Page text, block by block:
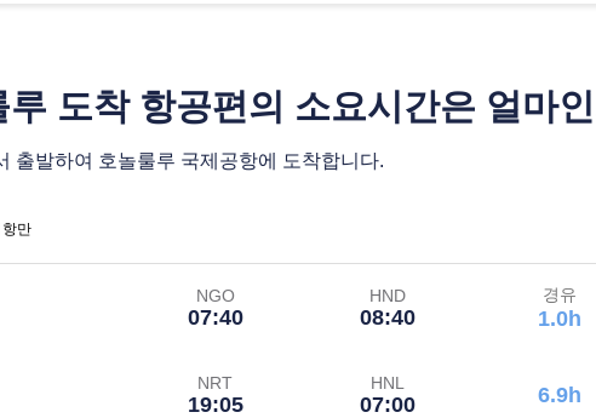
도착 항공편의 소요시간은 얼마
출발하여 호놀룰루 국제공항에 도착합니다.
만
NGO
07:40
HND
08:40
경유
1.0h
NRT
19:05
HNL
07:00 6.9h